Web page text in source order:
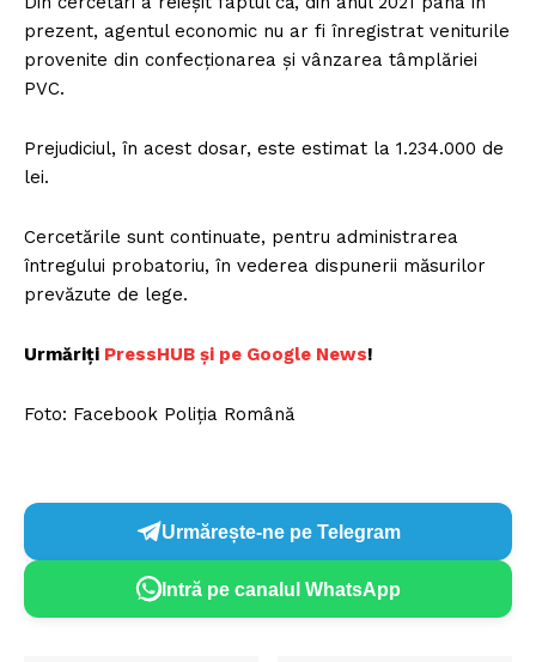
prezent, agentul economic nu ar fi înregistrat veniturile
provenite din confecționarea și vânzarea tâmplăriei
PVC.
Prejudiciul, în acest dosar, este estimat la 1.234.000 de
lei.
Cercetările sunt continuate, pentru administrarea
întregului probatoriu, în vederea dispunerii măsurilor
prevăzute de lege.
Urmăriți PressHUB și pe Google News!
Foto: Facebook Poliția Română
Urmărește-ne pe Telegram
Intră pe canalul WhatsApp